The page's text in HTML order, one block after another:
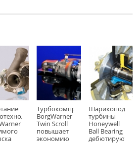
Турбокомпрессор
BorgWarner
Twin Scroll
повышает
экономию
турбины
Honeywell
Ball Bearing
дебютируют